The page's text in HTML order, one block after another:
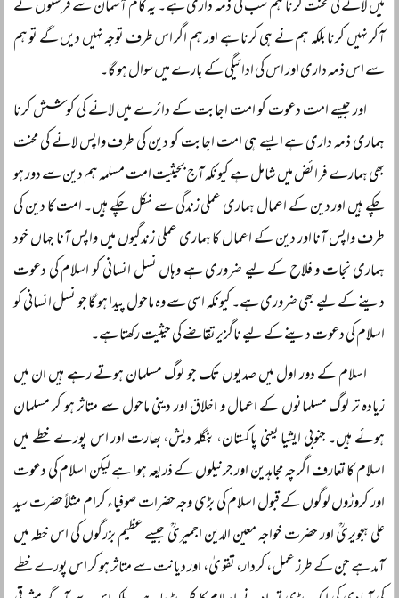
میں لانے کی محنت کرنا ہم سب کی ذمہ داری ہے۔ یہ کام آسمان سے فرشتوں نے
آکر نہیں کرنا بلکہ ہم نے ہی کرنا ہے اور ہم اگر اس طرف توجہ نہیں دیں گے تو ہم
سے اس ذمہ داری اور اس کی ادائیگی کے بارے میں سوال ہو گا۔
اور جیسے امت دعوت کو امت اجابت کے دائرے میں لانے کی کوشش کرنا
ہماری ذمہ داری ہے ایسے ہی امت اجابت کو دین کی طرف واپس لانے کی محنت
بھی ہمارے فرائض میں شامل ہے کیونکہ آج بحیثیت امت مسلمہ ہم دین سے دور ہو
چکے ہیں اور دین کے اعمال ہماری عملی زندگی سے نکل چکے ہیں۔ امت کا دین کی
طرف واپس آنا اور دین کے اعمال کا ہماری عملی زندگیوں میں واپس آنا جہاں خود
ہماری نجات و فلاح کے لیے ضروری ہے وہاں نسل انسانی کو اسلام کی دعوت
دینے کے لیے بھی ضروری ہے۔ کیونکہ اسی سے وہ ماحول پیدا ہو گا جو نسل انسانی کو
اسلام کی دعوت دینے کے لیے ناگزیرتقاضے کی حیثیت رکھتا ہے۔
اسلام کے دور اول میں صدیوں تک جو لوگ مسلمان ہوتے رہے ہیں ان میں
زیادہ تر لوگ مسلمانوں کے اعمال و اخلاق اور دینی ماحول سے متاثر ہو کر مسلمان
ہوئے ہیں۔ جنوبی ایشیا یعنی پاکستان، بنگلہ دیش، بھارت اور اس پورے خطے میں
اسلام کا تعارف اگر چہ مجاہدین اور جرنیلوں کے ذریعہ ہوا ہے لیکن اسلام کی دعوت
اور کروڑوں لوگوں کے قبول اسلام کی بڑی وجہ حضرات صوفیاء کرام مثلاً حضرت سید
علی ہجویریؒ اور حضرت خواجہ معین الدین اجمیریؒ جیسے عظیم بزرگوں کی اس خطہ میں
آمد ہے جن کے طرز عمل، کردار، تقو یٰ، اور دیانت سے متاثر ہو کر اس پورے خطے